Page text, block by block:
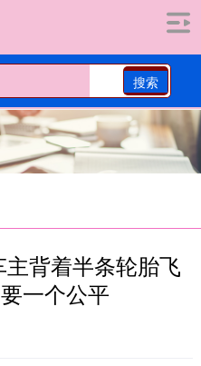
搜索
背着半条轮胎飞
一个公平